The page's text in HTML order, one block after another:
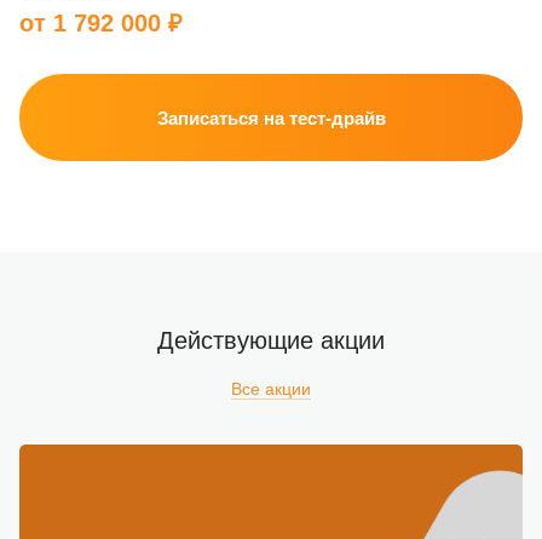
от 1 792 000 ₽
Записаться на тест-драйв
Действующие акции
Все акции